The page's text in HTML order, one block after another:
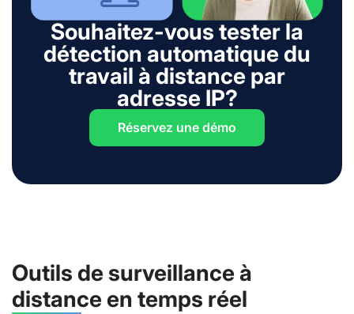
Souhaitez-vous tester la
détection automatique du
travail à distance par
adresse IP?
Réservez une démo
Outils de surveillance à
distance en temps réel